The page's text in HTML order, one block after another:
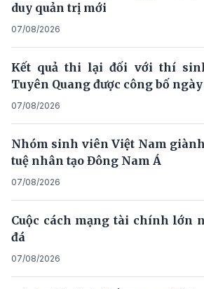
duy quản trị mới
07/08/2026
Kết quả thi lại đối với thí
Tuyên Quang được công bố ngày
07/08/2026
Nhóm sinh viên Việt Nam
tuệ nhân tạo Đông Nam Á
07/08/2026
Cuộc cách mạng tài chính lớn
đá
07/08/2026